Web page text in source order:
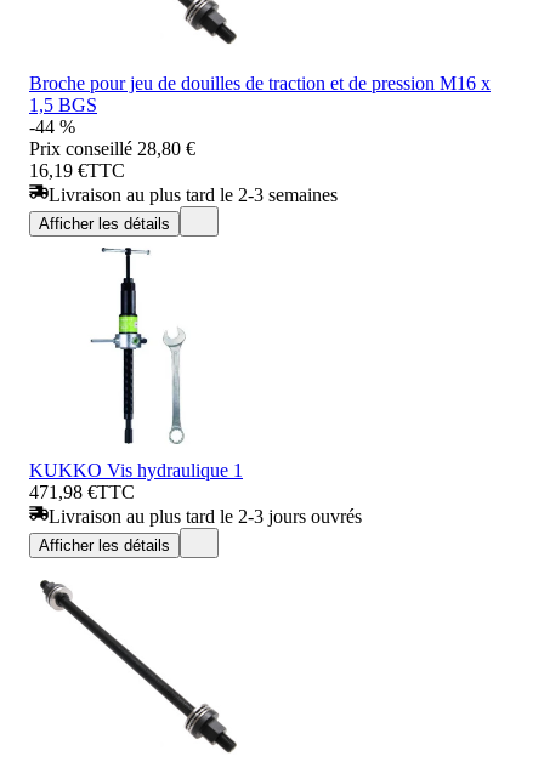
Broche pour jeu de douilles de traction et de pression M16 x
1,5 BGS
-44 %
Prix conseillé 28,80 €
16,19 €TTC
Livraison au plus tard le 2-3 semaines
Afficher les détails
KUKKO Vis hydraulique 1
471,98 €TTC
Livraison au plus tard le 2-3 jours ouvrés
Afficher les détails